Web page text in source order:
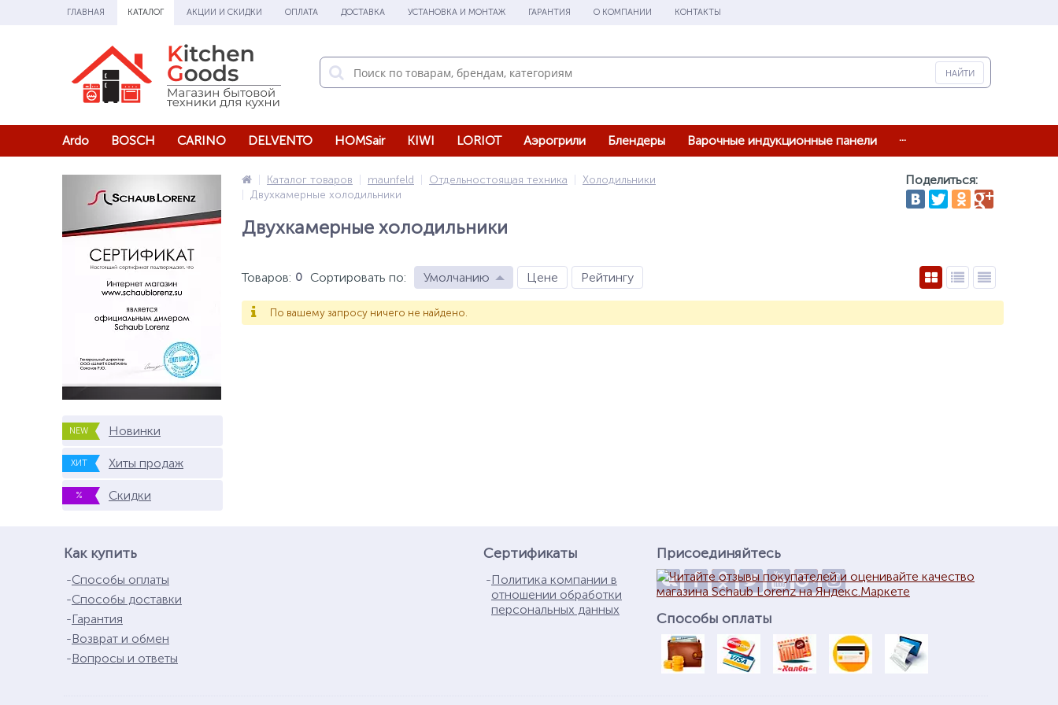
ГЛАВНАЯ КАТАЛОГ АКЦИИ И СКИДКИ ОПЛАТА ДОСТАВКА УСТАНОВКА И МОНТАЖ ГАРАНТИЯ О КОМПАНИИ КОНТАКТЫ
Ardo BOSCH CARINO DELVENTO HOMSair KIWI LORIOT Аэрогрили Блендеры Варочные индукционные панели ...
NEW Новинки
ХИТ Хиты продаж
% Скидки
Каталог товаров maunfeld Отдельностоящая техника
Холодильники
Двухкамерные холодильники
Поделиться:
Двухкамерные холодильники
Товаров: 0 Сортировать по: Умолчанию Цене Рейтингу
По вашему запросу ничего не найдено.
Как купить
Способы оплаты
Способы доставки
Гарантия
Возврат и обмен
Вопросы и ответы
Сертификаты
Политика компании в
отношении обработки
персональных данных
Присоединяйтесь
Способы оплаты